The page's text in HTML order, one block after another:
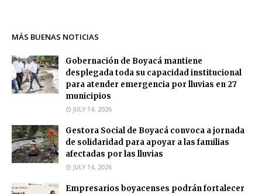
MÁS BUENAS NOTICIAS
Gobernación de Boyacá mantiene
desplegada toda su capacidad institucional
para atender emergencia por lluvias en 27
municipios
JULY 14, 2026
Gestora Social de Boyacá convoca a jornada
de solidaridad para apoyar a las familias
afectadas por las lluvias
JULY 14, 2026
Empresarios boyacenses podrán fortalecer